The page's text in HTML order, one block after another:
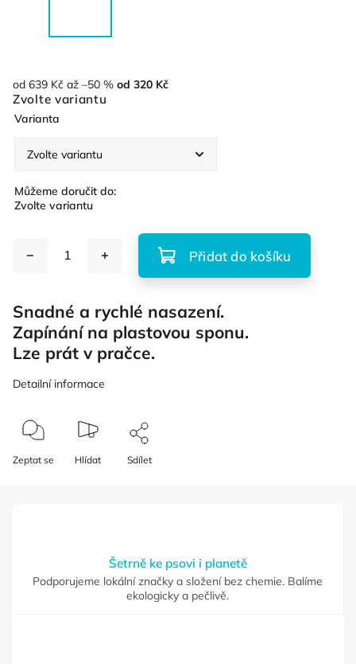
od 639 Kč až –50 % od 320 Kč
Zvolte variantu
Varianta
Můžeme doručit do:
Zvolte variantu
Přidat do košíku
Snadné a rychlé nasazení.
Zapínání na plastovou sponu.
Lze prát v pračce.
Detailní informace
Zeptat se Hlídat Sdílet
Šetrně ke psovi i planetě
Podporujeme lokální značky a složení bez chemie. Balíme
ekologicky a pečlivě.